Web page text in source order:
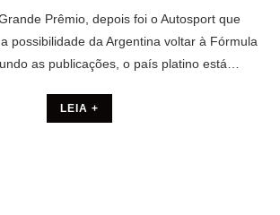
Prêmio, depois foi o Autosport que
possibilidade da Argentina voltar à Fórmula
as publicações, o país platino está…
LEIA +